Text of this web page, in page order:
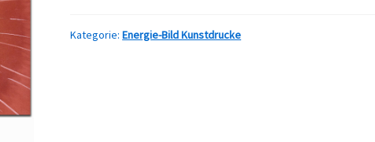
Kategorie:Energie-Bild Kunstdrucke